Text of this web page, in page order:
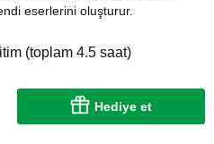
eserlerini oluşturur.
(toplam 4.5 saat)
Hediye et